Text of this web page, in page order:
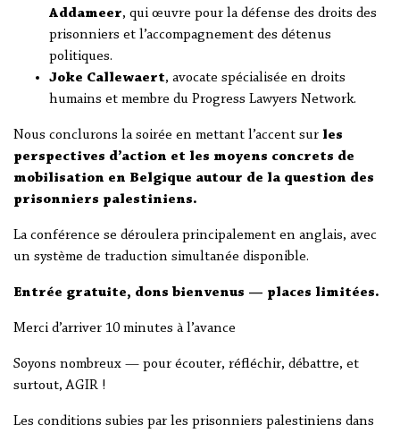
Addameer, qui œuvre pour la défense des droits des
prisonniers et l’accompagnement des détenus
politiques.
Joke Callewaert, avocate spécialisée en droits
humains et membre du Progress Lawyers Network.
Nous conclurons la soirée en mettant l’accent surles
perspectives d’action et les moyens concrets de
mobilisation en Belgique autour de la question des
prisonniers palestiniens.
La conférence se déroulera principalement en anglais, avec
un système de traduction simultanée disponible.
Entrée gratuite, dons bienvenus — places limitées.
Merci d’arriver 10 minutes à l’avance
Soyons nombreux — pour écouter, réfléchir, débattre, et
surtout, AGIR !
Les conditions subies par les prisonniers palestiniens dans